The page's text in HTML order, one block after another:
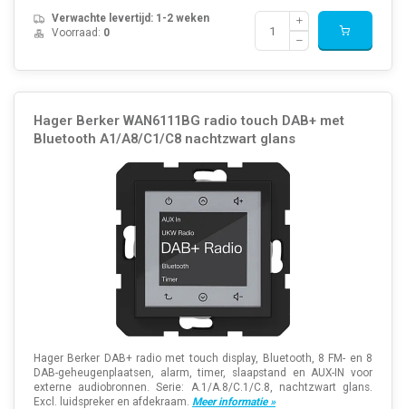
Verwachte levertijd: 1-2 weken
Voorraad: 0
Hager Berker WAN6111BG radio touch DAB+ met
Bluetooth A1/A8/C1/C8 nachtzwart glans
Hager Berker DAB+ radio met touch display, Bluetooth, 8 FM- en 8
DAB-geheugenplaatsen, alarm, timer, slaapstand en AUX-IN voor
externe audiobronnen. Serie: A.1/A.8/C.1/C.8, nachtzwart glans.
Excl. luidspreker en afdekraam. Meer informatie »